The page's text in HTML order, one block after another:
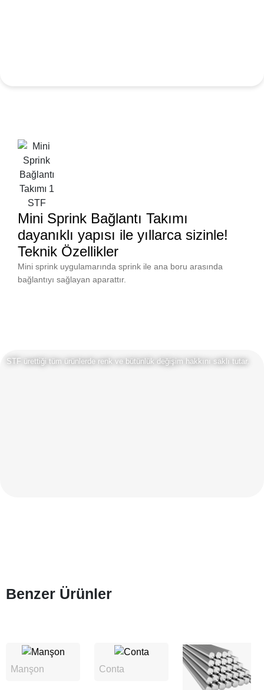
Mini Sprink Bağlantı Takımı
dayanıklı yapısı ile yıllarca sizinle!
Teknik Özellikler
Mini sprink uygulamarında sprink ile ana boru arasında
bağlantıyı sağlayan aparattır.
STF ürettiği tüm ürünlerde renk ve bütünlük değişim hakkını saklı tutar.
Benzer Ürünler
Manşon Conta